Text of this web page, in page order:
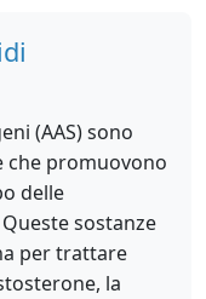
(AAS) sono
che promuovono
delle
sostanze
per trattare
la